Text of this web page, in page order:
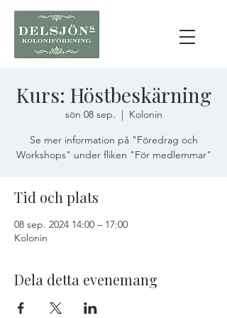
Kurs: Höstbeskärning
sön 08 sep.
  |
Kolonin
Se mer information på "Föredrag och
Workshops" under fliken "För medlemmar"
Tid och plats
08 sep. 2024 14:00 – 17:00
Kolonin
Dela detta evenemang